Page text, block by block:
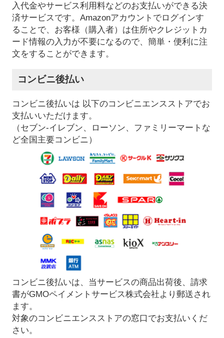
入代金やサービス利用料などのお支払いができる決
済サービスです。Amazonアカウントでログインす
ることで、お客様（購入者）は住所やクレジットカ
ード情報の入力が不要になるので、簡単・便利に注
文をすることができます。
コンビニ後払い
コンビニ後払いは 以下のコンビニエンスストアでお
支払いいただけます。
（セブン-イレブン、ローソン、ファミリーマートな
ど全国主要コンビニ）
コンビニ後払いは、当サービスの商品出荷後、請求
書がGMOペイメントサービス株式会社より郵送され
ます。
対象のコンビニエンスストアの窓口でお支払いくだ
さい。